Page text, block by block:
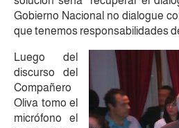
Gobierno Nacional no dialogue
que tenemos responsabilidades
Luego del
discurso del
Compañero
Oliva tomo el
micrófono el